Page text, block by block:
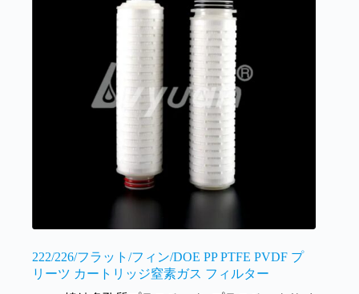
222/226/フラット/フィン/DOE PP PTFE PVDF プ
リーツ カートリッジ窒素ガス フィルター